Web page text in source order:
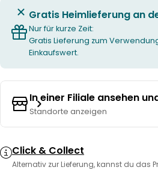
Gratis Heimlieferung an
Nur für kurze Zeit:
Gratis Lieferung zum
Einkaufswert.
In einer Filiale ansehen
Standorte anzeigen
Click & Collect
Alternativ zur Lieferung, kannst du das